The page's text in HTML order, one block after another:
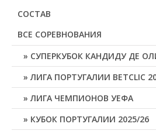
СОСТАВ
ВСЕ СОРЕВНОВАНИЯ
СУПЕРКУБОК КАНДИДУ ДЕ
ЛИГА ПОРТУГАЛИИ BETCLIC
ЛИГА ЧЕМПИОНОВ УЕФА
КУБОК ПОРТУГАЛИИ 2025/26